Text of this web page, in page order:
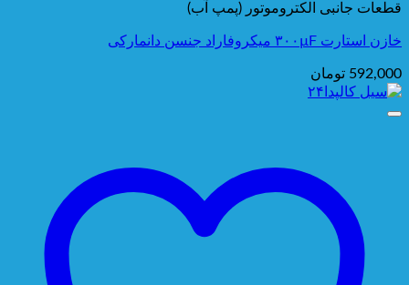
قطعات جانبی الکتروموتور (پمپ آب)
خازن استارت ۳۰۰µF میکروفاراد جنسن دانمارکی
592,000 تومان